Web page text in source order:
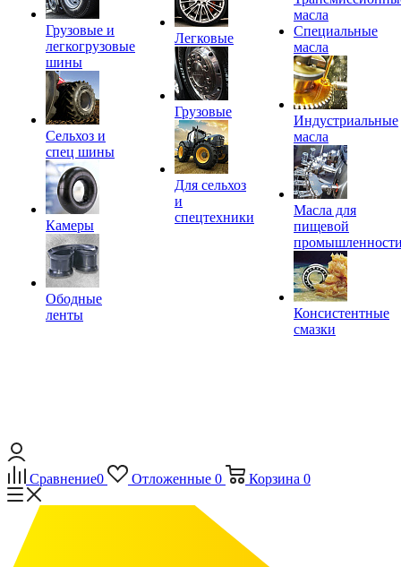
Грузовые и
легкогрузовые
шины
Сельхоз и
спец шины
Камеры
Ободные
ленты
Легковые
Грузовые
Для сельхоз
и
спецтехники
масла
Специальные
масла
Индустриальные
масла
Масла для
пищевой
Консистентные
смазки
Сравнение0 Отложенные 0 Корзина 0